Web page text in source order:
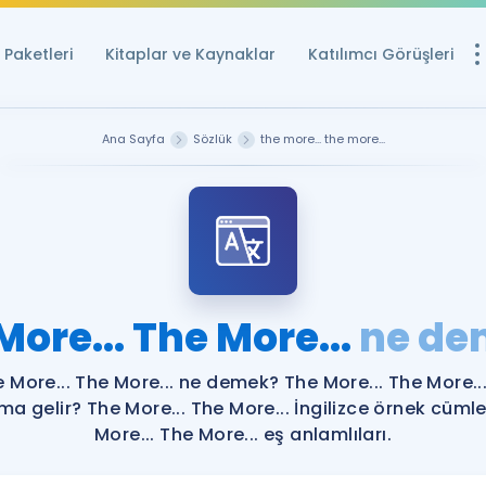
Paketleri Kitaplar ve Kaynaklar Katılımcı Görüşleri
Ücretsiz
YDS ve YÖKDİL
YDS ve YÖKDİL
YDS ve YÖKDİL'e
ÖSYM Sınav
Ana Sayfa Sözlük the more... the more...
The More...ne
More... The More... ne demek? The More... The
gelir? The More... The More... İngilizce örnek
More... The More... eş anlamlıları.